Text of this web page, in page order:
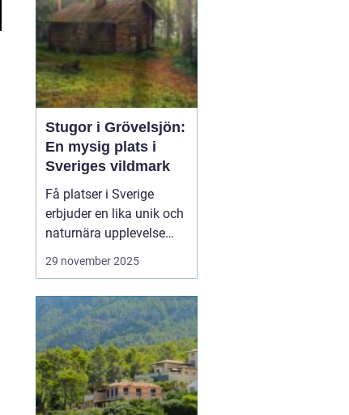
Stugor i Grövelsjön:
En mysig plats i
Sveriges vildmark
Få platser i Sverige
erbjuder en lika unik och
naturnära upplevelse
som stugor i Grövelsjön.
landskap är Grövelsjön
en attraktion för alla
som sö...
29 november 2025